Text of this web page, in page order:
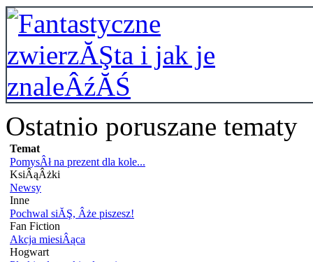
Ostatnio poruszane tematy
Temat
PomysÂł na prezent dla kole...
KsiÂąÂżki
Newsy
Inne
Pochwal siĂŞ, Âże piszesz!
Fan Fiction
Akcja miesiÂąca
Hogwart